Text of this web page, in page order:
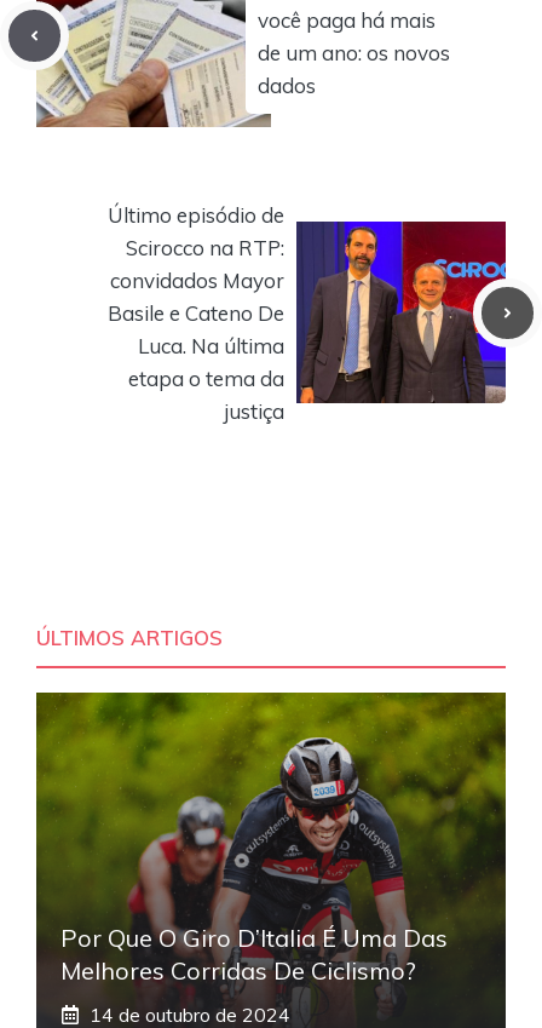
você paga há mais
de um ano: os novos
dados
Último episódio de
Scirocco na RTP:
convidados Mayor
Basile e Cateno De
Luca. Na última
etapa o tema da
justiça
ÚLTIMOS ARTIGOS
Por Que O Giro D’Italia É Uma Das
Melhores Corridas De Ciclismo?
14 de outubro de 2024